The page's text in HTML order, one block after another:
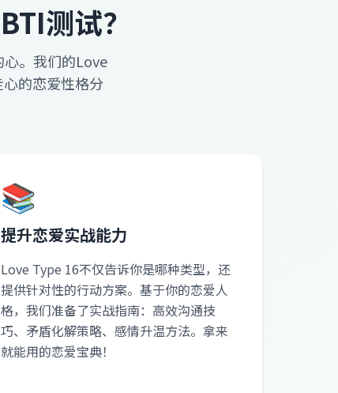
测试？
。我们的Love
的恋爱性格分
📚
提升恋爱实战能力
Love Type 16不仅告诉你是哪种类型，还
提供针对性的行动方案。基于你的恋爱人
格，我们准备了实战指南：高效沟通技
巧、矛盾化解策略、感情升温方法。拿来
就能用的恋爱宝典！